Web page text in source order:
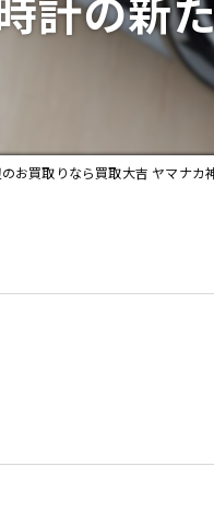
切手
生前整理・
お買取りなら買取大吉 ヤマナカ